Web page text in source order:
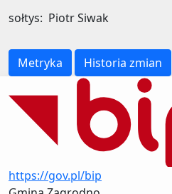
sołtys: Piotr Siwak
Metryka Historia zmian
https://gov.pl/bip